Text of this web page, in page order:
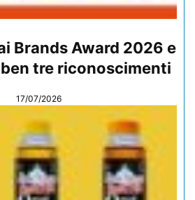
Brands Award 2026 e
tre riconoscimenti
17/07/2026